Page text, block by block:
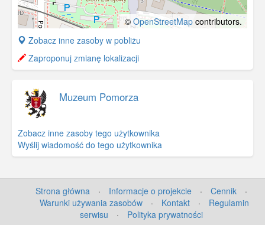
© OpenStreetMap contributors.
+
−
Zobacz inne zasoby w pobliżu
Zaproponuj zmianę lokalizacji
Muzeum Pomorza
Zobacz inne zasoby tego użytkownika
Wyślij wiadomość do tego użytkownika
Strona główna · Informacje o projekcie · Cennik
·
Warunki używania zasobów
· Kontakt ·
Regulamin
serwisu
· Polityka prywatności